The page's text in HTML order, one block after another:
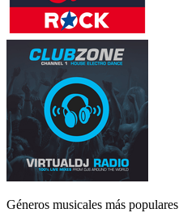
Géneros musicales más populares